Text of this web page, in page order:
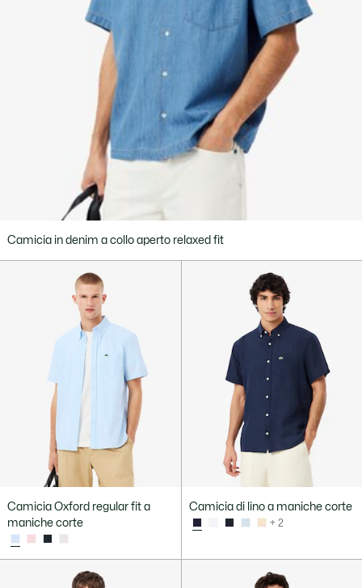
Camicia in denim a collo aperto relaxed fit
Camicia Oxford regular fit a
maniche corte
Camicia di lino a maniche corte
+ 2